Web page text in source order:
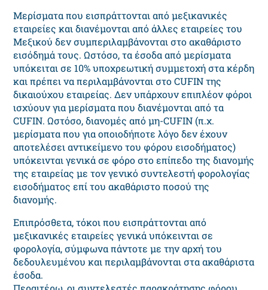
Μερίσματα που εισπράττονται από μεξικανικές
εταιρείες και διανέμονται από άλλες εταιρείες του
Μεξικού δεν συμπεριλαμβάνονται στο ακαθάριστο
εισόδημά τους. Ωστόσο, τα έσοδα από μερίσματα
υπόκειται σε 10% υποχρεωτική συμμετοχή στα κέρδη
και πρέπει να περιλαμβάνονται στο CUFIN της
δικαιούχου εταιρείας. Δεν υπάρχουν επιπλέον φόροι
ισχύουν για μερίσματα που διανέμονται από τα
CUFIN. Ωστόσο, διανομές από μη-CUFIN (π.χ.
μερίσματα που για οποιοδήποτε λόγο δεν έχουν
αποτελέσει αντικείμενο του φόρου εισοδήματος)
υπόκεινται γενικά σε φόρο στο επίπεδο της διανομής
της εταιρείας με τον γενικό συντελεστή φορολογίας
εισοδήματος επί του ακαθάριστο ποσού της
διανομής.
Επιπρόσθετα, τόκοι που εισπράττονται από
μεξικανικές εταιρείες γενικά υπόκεινται σε
φορολογία, σύμφωνα πάντοτε με την αρχή του
δεδουλευμένου και περιλαμβάνονται στα ακαθάριστα
έσοδα.